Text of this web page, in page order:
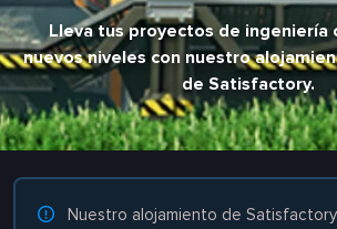
Lleva tus proyectos de ingeniería
nuevos niveles con nuestro
de Satisfactory.
Nuestro alojamiento de